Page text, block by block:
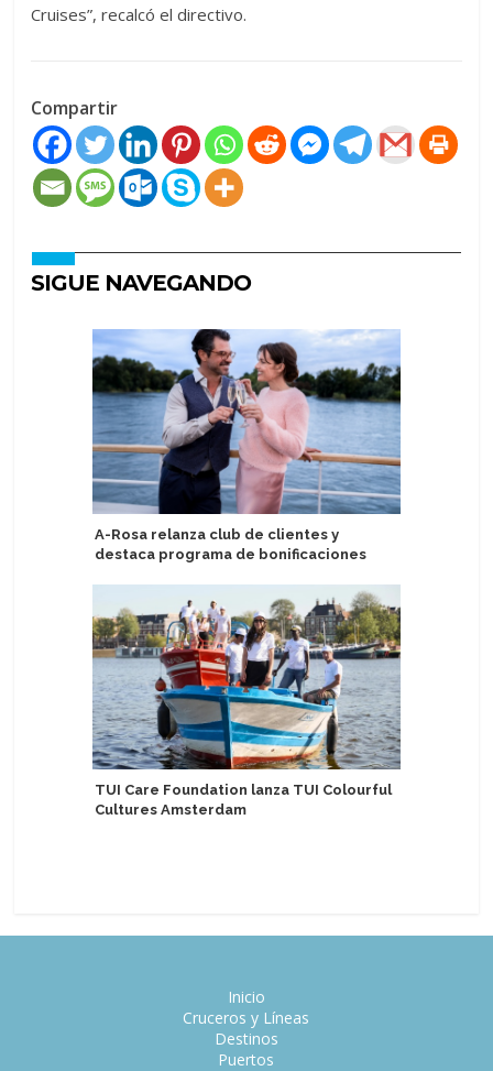
Cruises”, recalcó el directivo.
Compartir
SIGUE NAVEGANDO
A-Rosa relanza club de clientes y
destaca programa de bonificaciones
TUI Care Foundation lanza TUI Colourful
Cultures Amsterdam
Inicio
Cruceros y Líneas
Destinos
Puertos